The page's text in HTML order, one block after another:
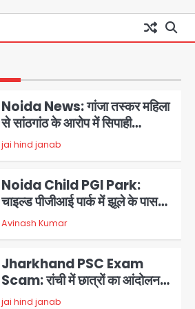
Noida Authority: जांच के घेरे में
प्लानिंग विभाग, GM मीना भार्गव पर उठ
तेज
Noida News: गांजा तस्कर महिला
से सांठगांठ के आरोप में सिपाही
गिरफ्तार, सेवा से बर्खास्त, कई
पुलिसकर्मियों में डर
jai hind janab
Noida Child PGI Park:
चाइल्ड पीजीआई पार्क में झूले के पास
लोहे की ग्रिल में उतरा करंट, 7 साल के
बच्चे की हालत गंभीर, बिजली विभाग पर
Avinash Kumar
Jharkhand PSC Exam
Scam: रांची में छात्रों का आंदोलन
तेज, सरकार से बातचीत को तैयार, रखीं
jai hind janab